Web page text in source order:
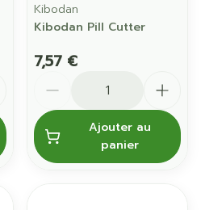
Kibodan
Kibodan Pill Cutter
7,57 €
Ajouter au
panier